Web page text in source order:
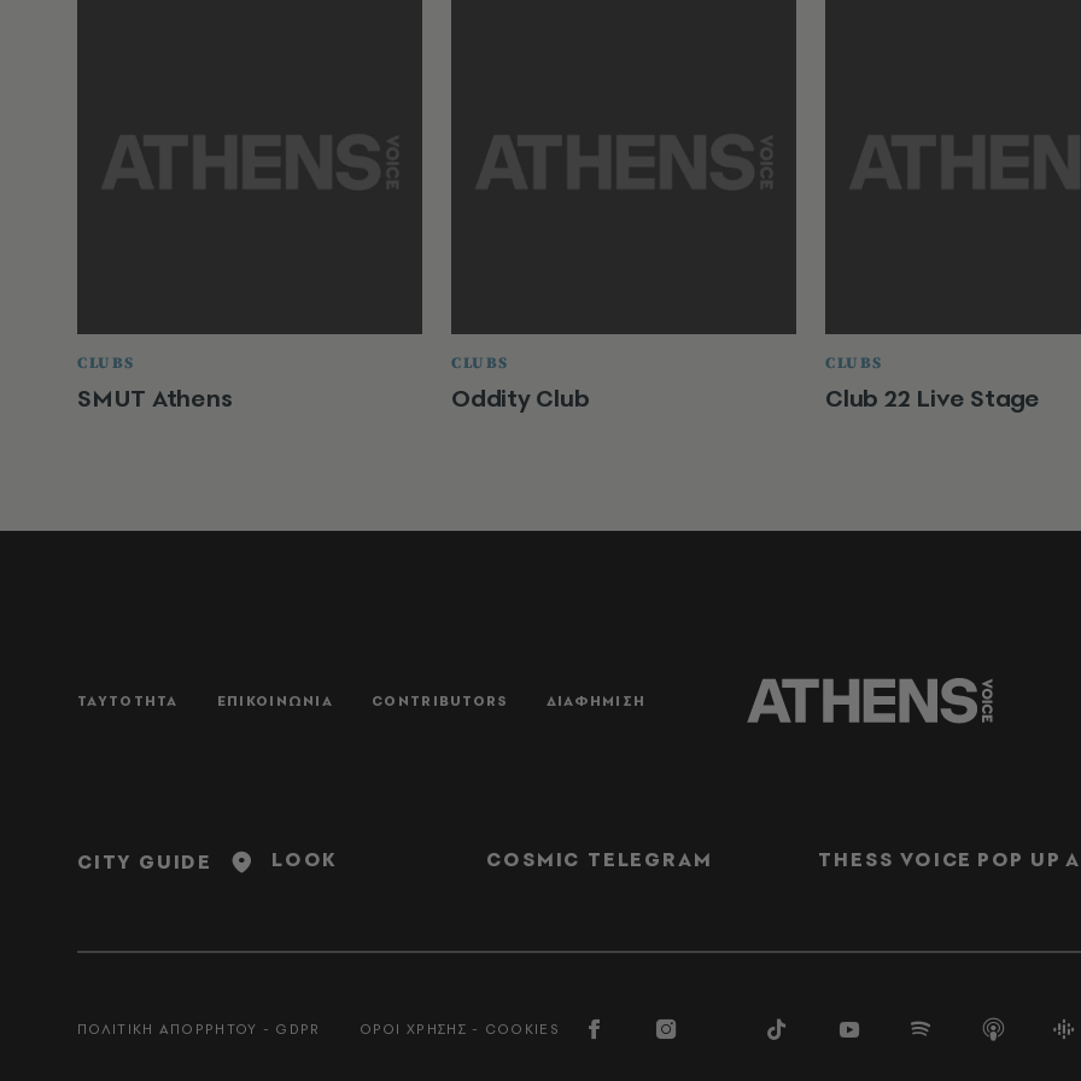
CLUBS
SMUT Athens
CLUBS
Oddity Club
CLUBS
Club 22 Live Stage
ΤΑΥΤΟΤΗΤΑ ΕΠΙΚΟΙΝΩΝΙΑ CONTRIBUTORS ΔΙΑΦΗΜΙΣΗ
CITY GUIDE LOOK COSMIC TELEGRAM THESS VOICE POP UP
ΠΟΛΙΤΙΚΗ ΑΠΟΡΡΗΤΟΥ - GDPR ΟΡΟΙ ΧΡΗΣΗΣ - COOKIES